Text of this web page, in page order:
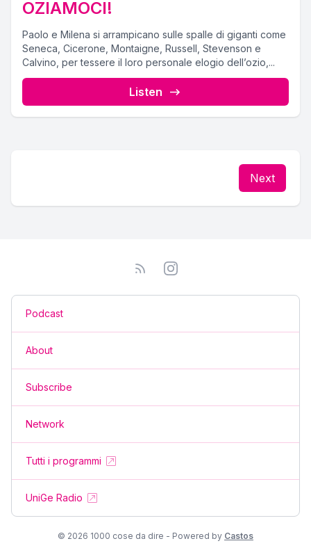
OZIAMOCI!
Paolo e Milena si arrampicano sulle spalle di giganti come
Seneca, Cicerone, Montaigne, Russell, Stevenson e
Calvino, per tessere il loro personale elogio dell’ozio,...
Listen
Next
Podcast
About
Subscribe
Network
Tutti i programmi
UniGe Radio
© 2026 1000 cose da dire - Powered by Castos